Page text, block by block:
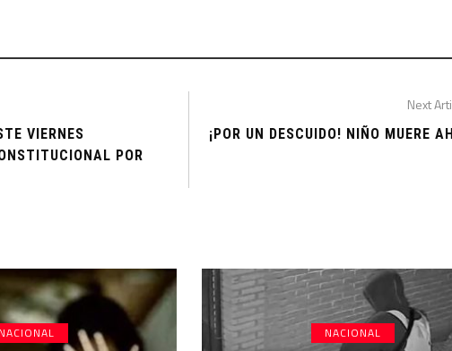
VIERNES
POR
Next
¡POR UN DESCUIDO! NIÑO MUERE
NACIONAL NACIONAL